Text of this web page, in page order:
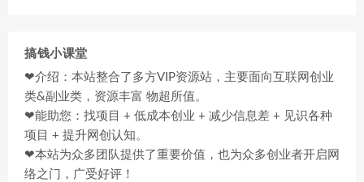
搞钱小课堂
❤介绍：本站整合了多方VIP资源站，主要面向互联网创业
类&副业类，资源丰富 物超所值。
❤能助您：找项目 + 低成本创业 + 减少信息差 + 见识各种
项目 + 提升网创认知。
❤本站为众多团队提供了重要价值，也为众多创业者开启网
络之门，广受好评！